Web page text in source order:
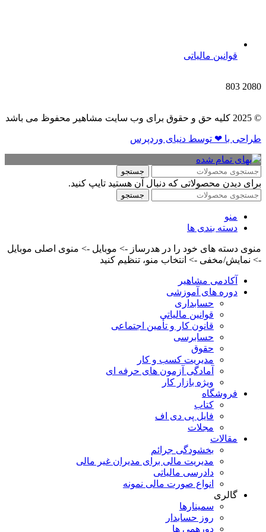
قوانین مالیاتی
2080
803
© 2025 کلیه حق و حقوق برای وب سایت مشاهیر محفوظ می باشد
طراحی با ❤ توسط​ دنیای وردپرس
جستجو
برای دیدن محصولاتی که دنبال آن هستید تایپ کنید.
جستجو
منو
دسته بندی ها
منوی دسته های خود را در هدرساز -> موبایل -> منوی اصلی موبایل
-> نمایش/مخفی -> انتخاب منو، تنظیم کنید
آکادمی مشاهیر
دوره های آموزشی
حسابداری
قوانین مالیاتی
قانون کار و تأمین اجتماعی
حسابرسی
حقوق
مدیریت کسب و کار
آمادگی آزمون های حرفه ای
ویژه بازار کار
فروشگاه
کتاب
فایل پی دی اف
مجلات
مقالات
بخشودگی جرائم
مدیریت مالی برای مدیران غیر مالی
دادرسی مالیاتی
انواع صورت مالی نمونه
گالری
سمینارها
روز حسابدار
دورهمی ها